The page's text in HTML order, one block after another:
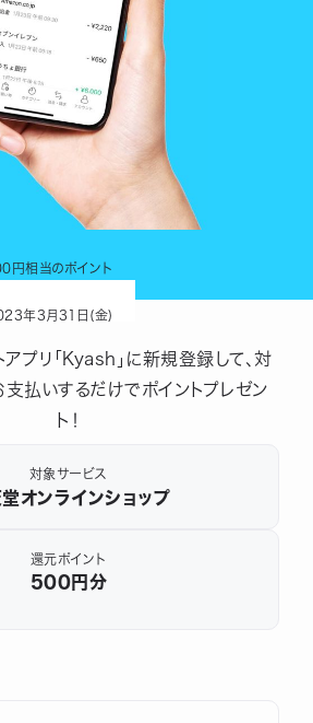
円相当のポイント
年3月31日(金)
アプリ「Kyash」に新規登録して、対
払いするだけでポイントプレゼン
ト！
対象サービス
オンラインショップ
還元ポイント
500円分